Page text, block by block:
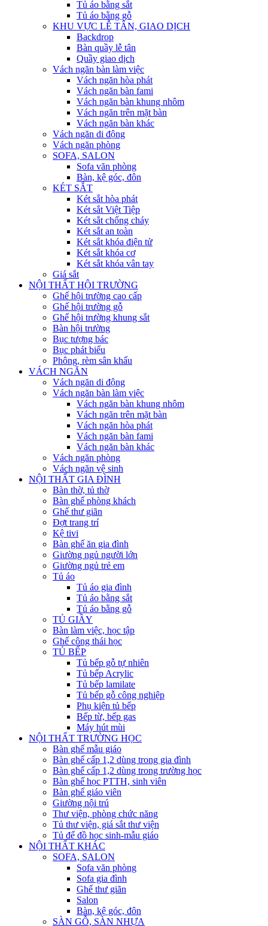
Tủ áo bằng sắt
Tủ áo bằng gỗ
KHU VỰC LỄ TÂN, GIAO DỊCH
Backdrop
Bàn quầy lễ tân
Quầy giao dịch
Vách ngăn bàn làm việc
Vách ngăn hòa phát
Vách ngăn bàn fami
Vách ngăn bàn khung nhôm
Vách ngăn trên mặt bàn
Vách ngăn bàn khác
Vách ngăn di động
Vách ngăn phòng
SOFA, SALON
Sofa văn phòng
Bàn, kệ góc, đôn
KÉT SẮT
Két sắt hòa phát
Két sắt Việt Tiệp
Két sắt chống cháy
Két sắt an toàn
Két sắt khóa điện tử
Két sắt khóa cơ
Két sắt khóa vân tay
Giá sắt
NỘI THẤT HỘI TRƯỜNG
Ghế hội trường cao cấp
Ghế hội trường gỗ
Ghế hội trường khung sắt
Bàn hội trường
Bục tượng bác
Bục phát biểu
Phông, rèm sân khấu
VÁCH NGĂN
Vách ngăn di động
Vách ngăn bàn làm việc
Vách ngăn bàn khung nhôm
Vách ngăn trên mặt bàn
Vách ngăn hòa phát
Vách ngăn bàn fami
Vách ngăn bàn khác
Vách ngăn phòng
Vách ngăn vệ sinh
NỘI THẤT GIA ĐÌNH
Bàn thờ, tủ thờ
Bàn ghế phòng khách
Ghế thư giãn
Đợt trang trí
Kệ tivi
Bàn ghế ăn gia đình
Giường ngủ người lớn
Giường ngủ trẻ em
Tủ áo
Tủ áo gia đình
Tủ áo bằng sắt
Tủ áo bằng gỗ
TỦ GIẦY
Bàn làm việc, học tập
Ghế công thái học
TỦ BẾP
Tủ bếp gỗ tự nhiên
Tủ bếp Acrylic
Tủ bếp lamilate
Tủ bếp gỗ công nghiệp
Phụ kiện tủ bếp
Bếp từ, bếp gas
Máy hút mùi
NỘI THẤT TRƯỜNG HỌC
Bàn ghế mẫu giáo
Bàn ghế cấp 1,2 dùng trong gia đình
Bàn ghế cấp 1,2 dùng trong trường học
Bàn ghế học PTTH, sinh viên
Bàn ghế giáo viên
Giường nội trú
Thư viện, phòng chức năng
Tủ thư viện, giá sắt thư viện
Tủ để đồ học sinh-mẫu giáo
NỘI THẤT KHÁC
SOFA, SALON
Sofa văn phòng
Sofa gia đình
Ghế thư giãn
Salon
Bàn, kệ góc, đôn
SÀN GỖ, SÀN NHỰA